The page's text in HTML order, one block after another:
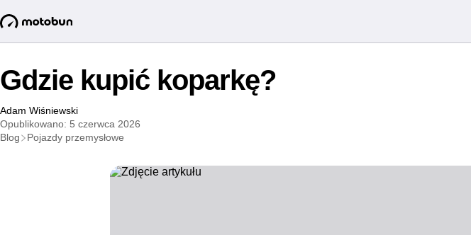
Gdzie kupić koparkę?
Adam Wiśniewski
Opublikowano: 5 czerwca 2026
Blog
Pojazdy przemysłowe